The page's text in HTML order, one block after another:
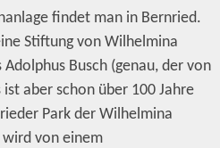
findet man in Bernried.
Stiftung von Wilhelmina
Adolphus Busch (genau, der von
aber schon über 100 Jahre
Park der Wilhelmina
wird von einem